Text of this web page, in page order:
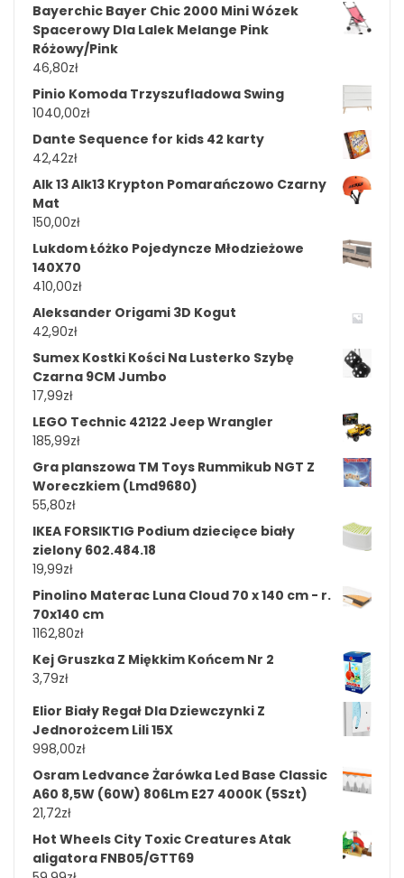
Bayerchic Bayer Chic 2000 Mini Wózek
Spacerowy Dla Lalek Melange Pink
Różowy/Pink
46,80zł
Pinio Komoda Trzyszufladowa Swing
1040,00zł
Dante Sequence for kids 42 karty
42,42zł
Alk 13 Alk13 Krypton Pomarańczowo Czarny
Mat
150,00zł
Lukdom Łóżko Pojedyncze Młodzieżowe
140X70
410,00zł
Aleksander Origami 3D Kogut
42,90zł
Sumex Kostki Kości Na Lusterko Szybę
Czarna 9CM Jumbo
17,99zł
LEGO Technic 42122 Jeep Wrangler
185,99zł
Gra planszowa TM Toys Rummikub NGT Z
Woreczkiem (Lmd9680)
55,80zł
IKEA FORSIKTIG Podium dziecięce biały
zielony 602.484.18
19,99zł
Pinolino Materac Luna Cloud 70 x 140 cm - r.
70x140 cm
1162,80zł
Kej Gruszka Z Miękkim Końcem Nr 2
3,79zł
Elior Biały Regał Dla Dziewczynki Z
Jednorożcem Lili 15X
998,00zł
Osram Ledvance Żarówka Led Base Classic
A60 8,5W (60W) 806Lm E27 4000K (5Szt)
21,72zł
Hot Wheels City Toxic Creatures Atak
aligatora FNB05/GTT69